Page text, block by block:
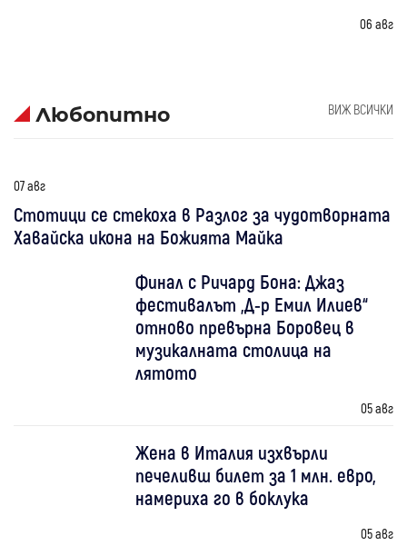
06 авг
Любопитно ВИЖ ВСИЧКИ
07 авг
Стотици се стекоха в Разлог за чудотворната
Хавайска икона на Божията Майка
Финал с Ричард Бона: Джаз
фестивалът „Д-р Емил Илиев“
отново превърна Боровец в
музикалната столица на
лятото
05 авг
Жена в Италия изхвърли
печеливш билет за 1 млн. евро,
намериха го в боклука
05 авг